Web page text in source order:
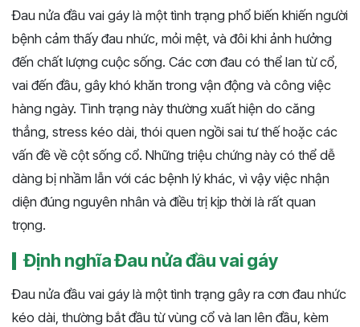
Đau nửa đầu vai gáy là một tình trạng phổ biến khiến người
bệnh cảm thấy đau nhức, mỏi mệt, và đôi khi ảnh hưởng
đến chất lượng cuộc sống. Các cơn đau có thể lan từ cổ,
vai đến đầu, gây khó khăn trong vận động và công việc
hàng ngày. Tình trạng này thường xuất hiện do căng
thẳng, stress kéo dài, thói quen ngồi sai tư thế hoặc các
vấn đề về cột sống cổ. Những triệu chứng này có thể dễ
dàng bị nhầm lẫn với các bệnh lý khác, vì vậy việc nhận
diện đúng nguyên nhân và điều trị kịp thời là rất quan
trọng.
Định nghĩa Đau nửa đầu vai gáy
Đau nửa đầu vai gáy là một tình trạng gây ra cơn đau nhức
kéo dài, thường bắt đầu từ vùng cổ và lan lên đầu, kèm